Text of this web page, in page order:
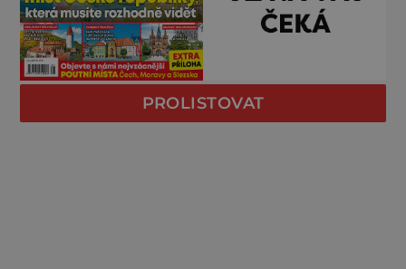
PROLISTOVAT